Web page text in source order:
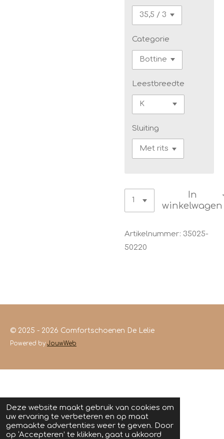
Deze website maakt gebruik van cookies om
uw ervaring te verbeteren en op maat
gemaakte advertenties weer te geven. Door
op ‘Accepteren’ te klikken, gaat u akkoord
Categorie
Leestbreedte
Sluiting
In
winkelwagen
Artikelnummer: 35025-
50220
© 2025 - 2026 Comfortschoenen De Lelie
Powered byJouwWeb